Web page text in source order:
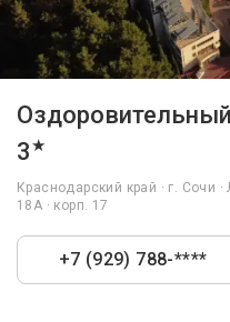
3★
Краснодарский край · г. Сочи
18А · корп. 17
+7 (929) 788-****